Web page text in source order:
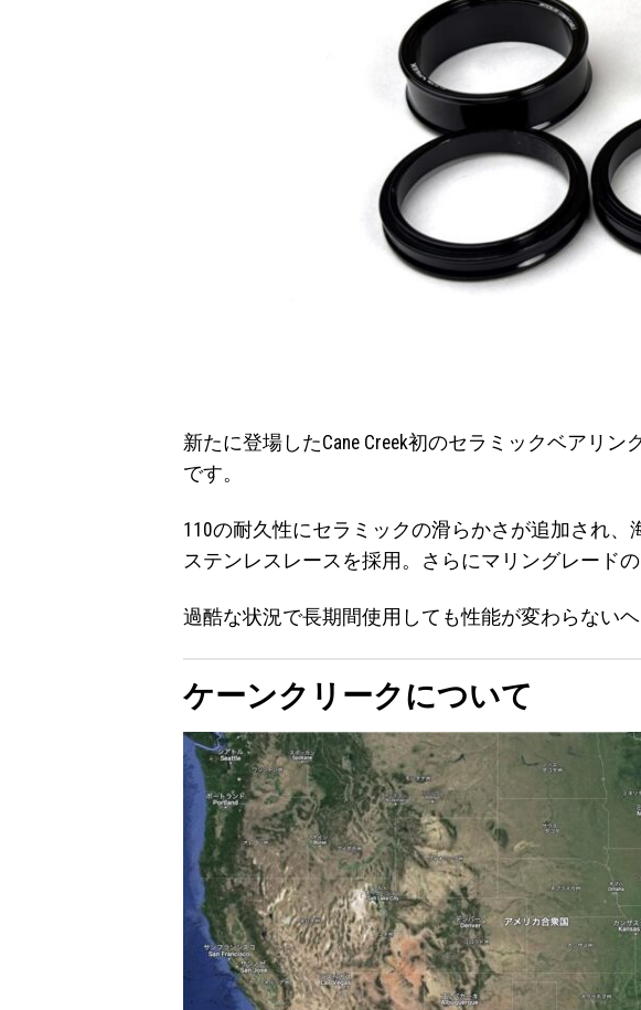
新たに登場したCane Creek初のセラミックベアリ
です。
110の耐久性にセラミックの滑らかさが追加され
ステンレスレースを採用。さらにマリングレード
過酷な状況で長期間使用しても性能が変わらないヘ
ケーンクリークについて